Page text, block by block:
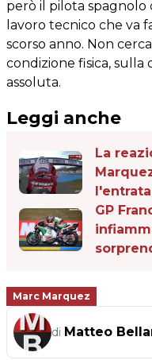
però il pilota spagnolo
lavoro tecnico che va
scorso anno. Non
condizione fisica, sulla
assoluta.
Leggi anche
La
GP
Marc Marquez
di Matteo